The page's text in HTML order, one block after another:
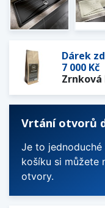
Dárek
7 000 Kč
Zrnková
Vrtání otvorů
Je to
košíku si můžete
otvory.